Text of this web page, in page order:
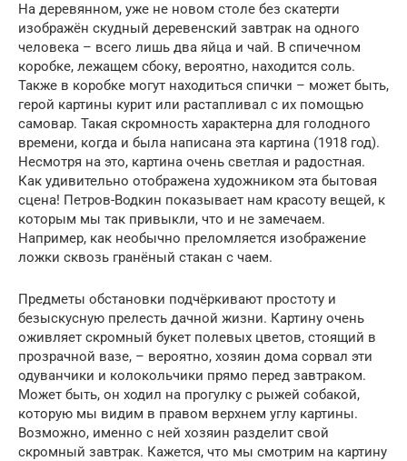
На деревянном, уже не новом столе без скатерти
изображён скудный деревенский завтрак на одного
человека – всего лишь два яйца и чай. В спичечном
коробке, лежащем сбоку, вероятно, находится соль.
Также в коробке могут находиться спички – может быть,
герой картины курит или растапливал с их помощью
самовар. Такая скромность характерна для голодного
времени, когда и была написана эта картина (1918 год).
Несмотря на это, картина очень светлая и радостная.
Как удивительно отображена художником эта бытовая
сцена! Петров-Водкин показывает нам красоту вещей, к
которым мы так привыкли, что и не замечаем.
Например, как необычно преломляется изображение
ложки сквозь гранёный стакан с чаем.
Предметы обстановки подчёркивают простоту и
безыскусную прелесть дачной жизни. Картину очень
оживляет скромный букет полевых цветов, стоящий в
прозрачной вазе, – вероятно, хозяин дома сорвал эти
одуванчики и колокольчики прямо перед завтраком.
Может быть, он ходил на прогулку с рыжей собакой,
которую мы видим в правом верхнем углу картины.
Возможно, именно с ней хозяин разделит свой
скромный завтрак. Кажется, что мы смотрим на картину